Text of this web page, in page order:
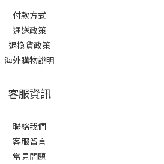
付款方式
運送政策
退換貨政策
海外購物說明
客服資訊
聯絡我們
客服留言
常見問題